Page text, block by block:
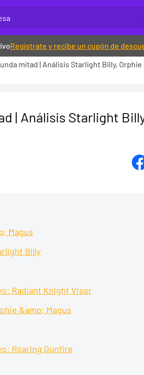
Regístrate y recibe un cupón de
mitad | Análisis Starlight Billy, Orphie
| Análisis Starlight
Magus
Billy
Radiant Knight Visor
&amp; Magus
Roaring Gunfire